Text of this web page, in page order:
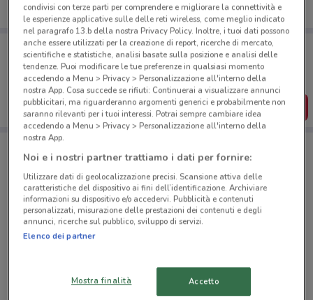
Porta DoveConviene sempre con te!
Puoi trovare le migliori offerte dei negozi vicino a te,
salvarle e creare la tua lista del risparmio, comodamente
dal tuo cellulare.
SCARICA L’APP
Negozi Caffitaly a Roma
Viale Delle Provincie 13 Roma
condivisi con terze parti per comprendere e migliorare la connettività e
le esperienze applicative sulle delle reti wireless, come meglio indicato
nel paragrafo 13.b della nostra Privacy Policy. Inoltre, i tuoi dati possono
anche essere utilizzati per la creazione di report, ricerche di mercato,
scientifiche e statistiche, analisi basate sulla posizione e analisi delle
tendenze. Puoi modificare le tue preferenze in qualsiasi momento
accedendo a Menu > Privacy > Personalizzazione all'interno della
nostra App. Cosa succede se rifiuti: Continuerai a visualizzare annunci
pubblicitari, ma riguarderanno argomenti generici e probabilmente non
saranno rilevanti per i tuoi interessi. Potrai sempre cambiare idea
accedendo a Menu > Privacy > Personalizzazione all'interno della
nostra App.
Noi e i nostri partner trattiamo i dati per fornire:
Utilizzare dati di geolocalizzazione precisi. Scansione attiva delle
caratteristiche del dispositivo ai fini dell’identificazione. Archiviare
informazioni su dispositivo e/o accedervi. Pubblicità e contenuti
personalizzati, misurazione delle prestazioni dei contenuti e degli
annunci, ricerche sul pubblico, sviluppo di servizi.
Elenco dei partner
Mostra finalità Accetto